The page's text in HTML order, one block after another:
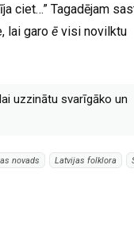
ciet…” Tagadējam
lai garo ē visi novilktu
uzzinātu svarīgāko un
novads Latvijas folklora